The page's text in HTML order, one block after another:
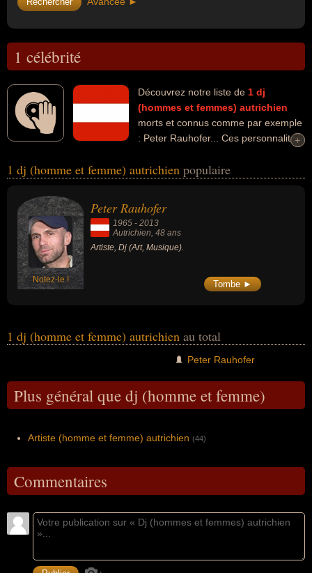
1 célébrité
Découvrez notre liste de 1 dj
(hommes et femmes) autrichien
morts et connus comme par exemple
: Peter Rauhofer... Ces personnalités
musique. Ces célébrités peuvent également avoir été artiste.
+
+
1 dj (homme et femme) autrichien populaire
Notez-le !
Peter Rauhofer
1965 - 2013
Autrichien, 48 ans
Artiste, Dj (Art, Musique).
Tombe ►
1 dj (homme et femme) autrichien au total
Peter Rauhofer
Plus général que dj (homme et femme)
Artiste (homme et femme) autrichien (44)
Commentaires